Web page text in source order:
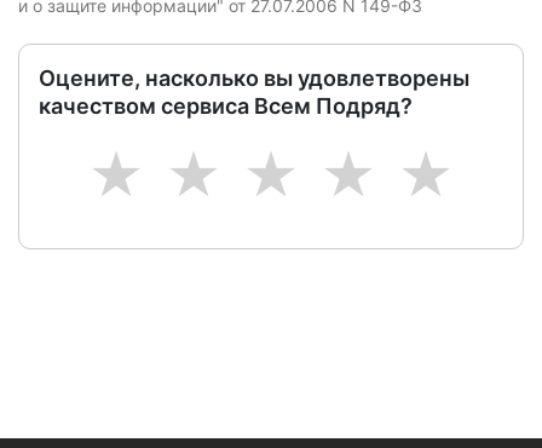
и о защите информации" от 27.07.2006 N 149-ФЗ
Оцените, насколько вы удовлетворены
качеством сервиса Всем Подряд?
5
4
3
2
1